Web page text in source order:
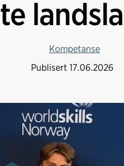
Kompetanse
Publisert 17.06.2026